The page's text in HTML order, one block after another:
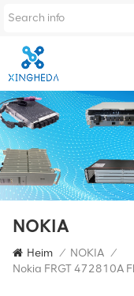
NOKIA
Heim / NOKIA /